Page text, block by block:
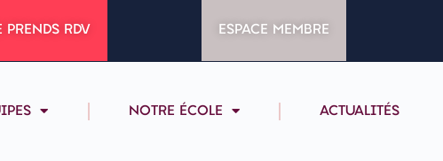
PRENDS RDV ESPACE MEMBRE
NOTRE ÉCOLE ACTUALITÉS